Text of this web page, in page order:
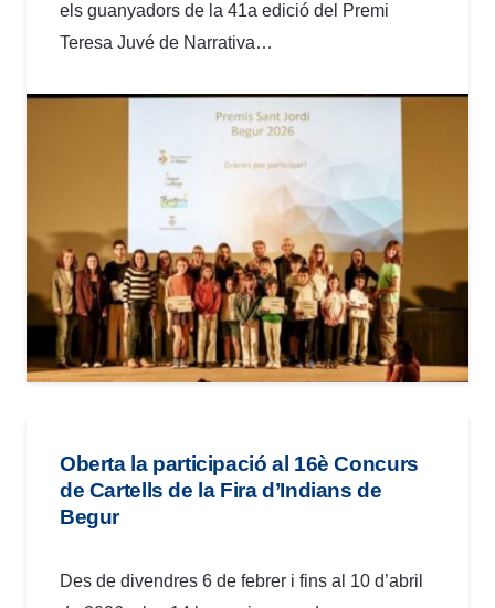
els guanyadors de la 41a edició del Premi
Teresa Juvé de Narrativa…
Oberta la participació al 16è Concurs
de Cartells de la Fira d’Indians de
Begur
Des de divendres 6 de febrer i fins al 10 d’abril